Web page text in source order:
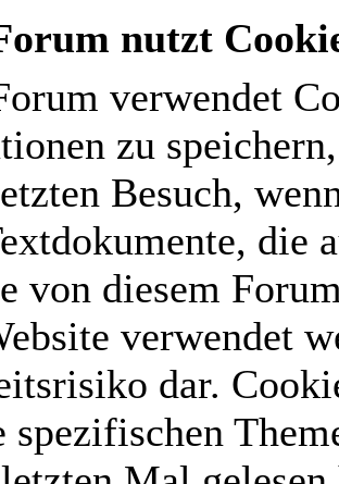
nutzt
verwendet
zu
Besuch,
die
von diesem
verwendet
dar.
spezifischen